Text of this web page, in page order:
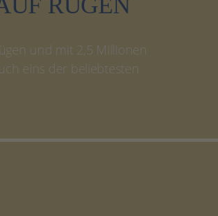
und mit 2,5 Millionen
eins der beliebtesten